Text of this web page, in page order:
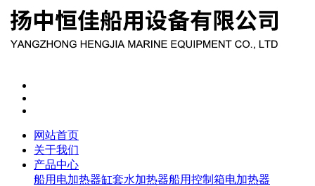
网站首页
关于我们
产品中心
船用电加热器缸套水加热器船用控制箱电加热器